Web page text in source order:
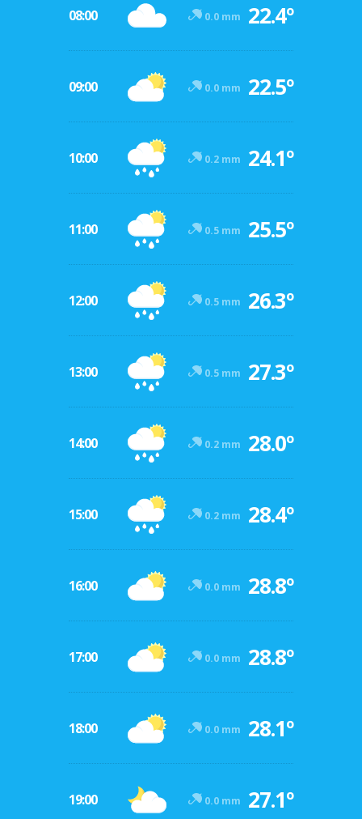
08:00 0.0 mm 22.4º
09:00 0.0 mm 22.5º
10:00 0.2 mm 24.1º
11:00 0.5 mm 25.5º
12:00 0.5 mm 26.3º
13:00 0.5 mm 27.3º
14:00 0.2 mm 28.0º
15:00 0.2 mm 28.4º
16:00 0.0 mm 28.8º
17:00 0.0 mm 28.8º
18:00 0.0 mm 28.1º
19:00 0.0 mm 27.1º